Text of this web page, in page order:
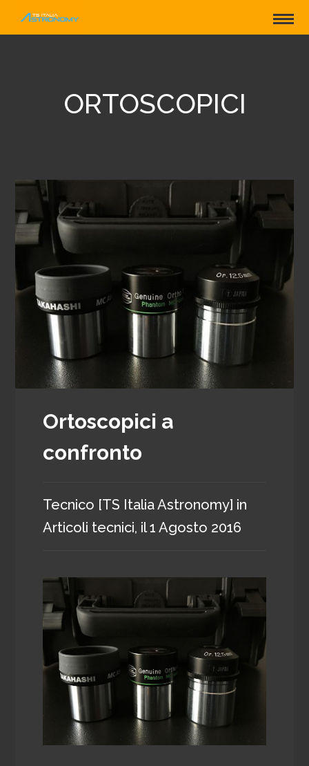
ORTOSCOPICI
Ortoscopici a
confronto
Tecnico [TS Italia Astronomy] in
Articoli tecnici, il1 Agosto 2016